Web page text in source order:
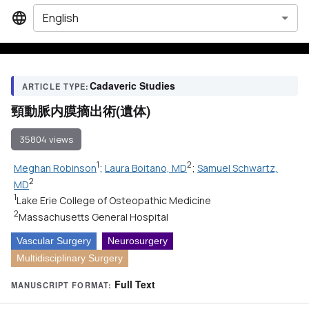
ARTICLE TYPE:Cadaveric Studies
頸動脈内膜摘出術(遺体)
35804 views
Meghan Robinson1; Laura Boitano, MD2; Samuel Schwartz,
MD2
1Lake Erie College of Osteopathic Medicine
2Massachusetts General Hospital
Vascular Surgery
Neurosurgery
Multidisciplinary Surgery
MANUSCRIPT FORMAT: Full Text
English